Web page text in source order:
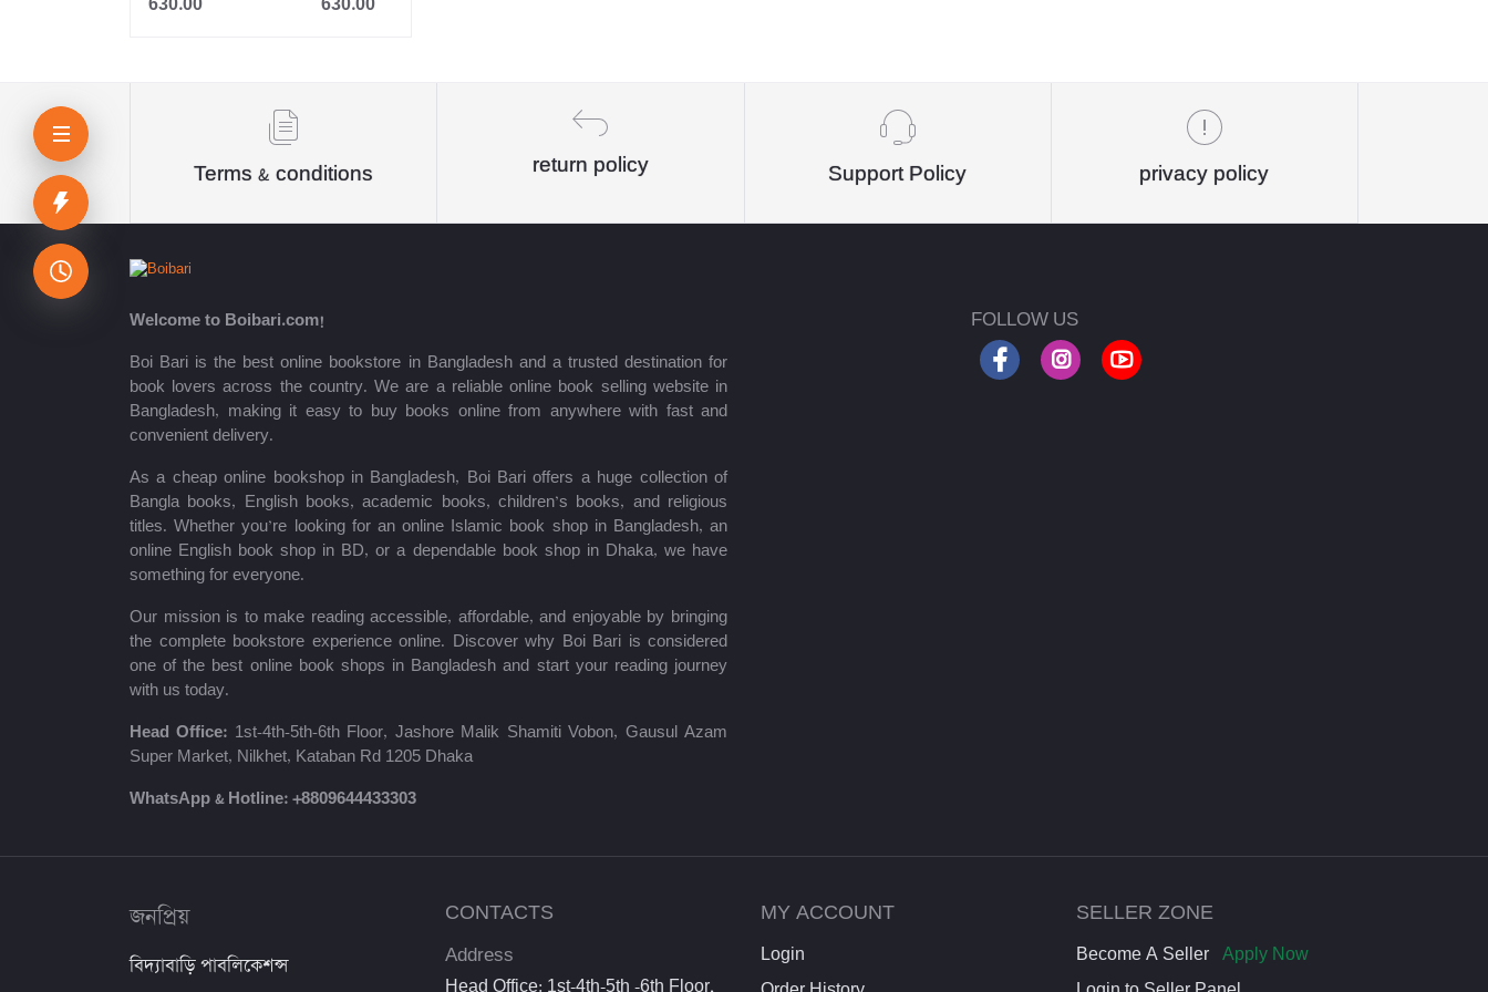
Jahangir
কিউএনএ পাবলিকেশন্স লেখক পরিষদ
অর্কিড সম্পাদনা পর্ষদ (সম্পাদক)
পাঞ্জেরী সম্পাদনা পর্ষদ
মফিজুল ইসলাম মিলন
রবীন্দ্রনাথ ঠাকুর
মোত্তাসিন পাহলভী
শায়খ আহমাদুল্লাহ
মোঃ খাইরুল আলম
ম্যাক্সিম গোর্কি
মহাদেব সাহা
প্রমথ চৌধুরী
শরৎচন্দ্র চট্টোপাধ্যায়
সলিমুল্লাহ খান
630.00 630.00
Terms & conditions return policy Support Policy privacy policy
Welcome to Boibari.com!
Boi Bari is the best online bookstore in Bangladesh and a trusted destination for
book lovers across the country. We are a reliable online book selling website in
Bangladesh, making it easy to buy books online from anywhere with fast and
convenient delivery.
As a cheap online bookshop in Bangladesh, Boi Bari offers a huge collection of
Bangla books, English books, academic books, children’s books, and religious
titles. Whether you’re looking for an online Islamic book shop in Bangladesh, an
online English book shop in BD, or a dependable book shop in Dhaka, we have
something for everyone.
Our mission is to make reading accessible, affordable, and enjoyable by bringing
the complete bookstore experience online. Discover why Boi Bari is considered
one of the best online book shops in Bangladesh and start your reading journey
with us today.
Head Office: 1st-4th-5th-6th Floor, Jashore Malik Shamiti Vobon, Gausul Azam
Super Market, Nilkhet, Kataban Rd 1205 Dhaka
WhatsApp & Hotline: +8809644433303
FOLLOW US
জনপ্রিয়
বিদ্যাবাড়ি পাবলিকেশন্স
CONTACTS
Address
Head Office: 1st-4th-5th -6th Floor,
MY ACCOUNT
Login
SELLER ZONE
Become A Seller
Apply Now